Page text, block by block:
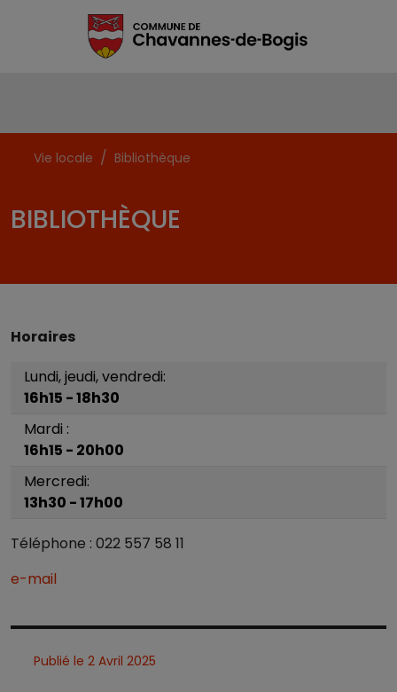
Vie locale Bibliothèque
BIBLIOTHÈQUE
Horaires
Lundi, jeudi, vendredi:
16h15 - 18h30
Mardi :
16h15 - 20h00
Mercredi:
13h30 - 17h00
Téléphone : 022 557 58 11
e-mail
Publié le 2 Avril 2025